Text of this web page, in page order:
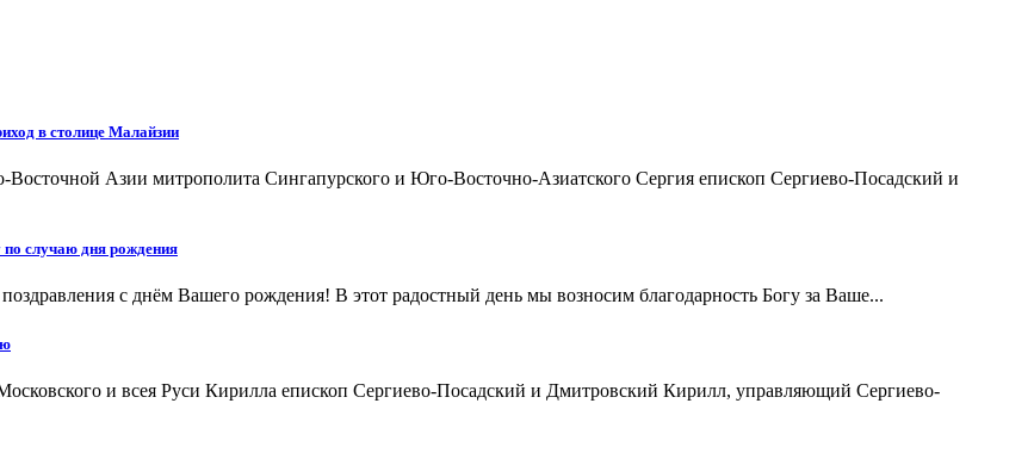
в столице Малайзии
Азии митрополита Сингапурского и Юго-Восточно-Азиатского Сергия епископ Сергиево-Посадский и
случаю дня рождения
с днём Вашего рождения! В этот радостный день мы возносим благодарность Богу за Ваше...
и всея Руси Кирилла епископ Сергиево-Посадский и Дмитровский Кирилл, управляющий Сергиево-